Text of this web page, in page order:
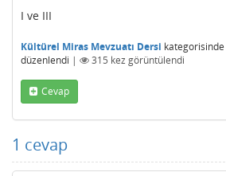
I ve III
Kültürel Miras Mevzuatı Dersi kategorisinde
düzenlendi | 315 kez görüntülendi
Cevap
1 cevap